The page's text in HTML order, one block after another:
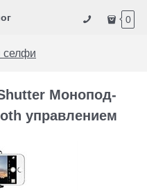
0
селфи
Монопод-
управлением